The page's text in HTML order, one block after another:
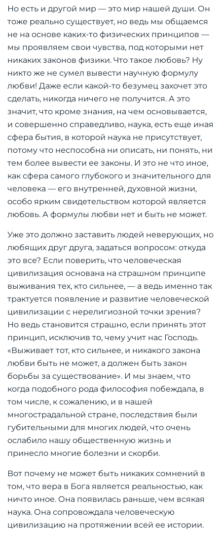
Но есть и другой мир — это мир нашей души. Он
тоже реально существует, но ведь мы общаемся
не на основе каких-то физических принципов —
мы проявляем свои чувства, под которыми нет
никаких законов физики. Что такое любовь? Ну
никто же не сумел вывести научную формулу
любви! Даже если какой-то безумец захочет это
сделать, никогда ничего не получится. А это
значит, что кроме знания, на чем основывается,
и совершенно справедливо, наука, есть еще иная
сфера бытия, в которой наука не присутствует,
потому что неспособна ни описать, ни понять, ни
тем более вывести ее законы. И это не что иное,
как сфера самого глубокого и значительного для
человека — его внутренней, духовной жизни,
особо ярким свидетельством которой является
любовь. А формулы любви нет и быть не может.
Уже это должно заставить людей неверующих, но
любящих друг друга, задаться вопросом: откуда
это все? Если поверить, что человеческая
цивилизация основана на страшном принципе
выживания тех, кто сильнее, — а ведь именно так
трактуется появление и развитие человеческой
цивилизации с нерелигиозной точки зрения?
Но ведь становится страшно, если принять этот
принцип, исключив то, чему учит нас Господь.
«Выживает тот, кто сильнее, и никакого закона
любви быть не может, а должен быть закон
борьбы за существование». И мы знаем, что
когда подобного рода философия побеждала, в
том числе, к сожалению, и в нашей
многострадальной стране, последствия были
губительными для многих людей, что очень
ослабило нашу общественную жизнь и
принесло многие болезни и скорби.
Вот почему не может быть никаких сомнений в
том, что вера в Бога является реальностью, как
ничто иное. Она появилась раньше, чем всякая
наука. Она сопровождала человеческую
цивилизацию на протяжении всей ее истории.